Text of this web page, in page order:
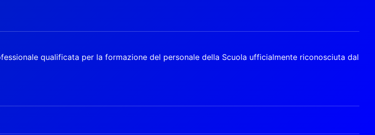
qualificata per la formazione del personale della Scuola ufficialmente riconosciuta dal